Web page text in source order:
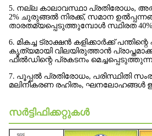
5. നല്ല കാലാവസ്ഥാ പ്രതിരോധം,
2% ചുരുങ്ങൽ നിരക്ക്, സമാന
താരതമ്യപ്പെടുത്തുമ്പോൾ സ്ഥിരത 40%
6. മികച്ച ട്രാക്ഷൻ കളിക്കാർക്ക്
കൃത്യമായി വിലയിരുത്താൻ
ഫീൽഡിന്റെ പ്രകടനം
7. പൂപ്പൽ പ്രതിരോധം, പരിസ്ഥിതി
മലിനീകരണ രഹിതം, ഘനലോഹങ്ങൾ
സർട്ടിഫിക്കറ്റുകൾ